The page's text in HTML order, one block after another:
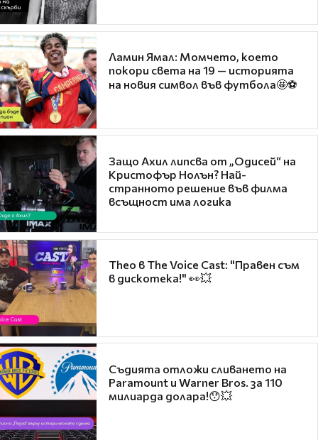
Ламин Ямал: Момчето, което
покори света на 19 — историята
на новия символ във футбола🤩⚽
Защо Ахил липсва от „Одисей“ на
Кристофър Нолън? Най-
странното решение във филма
всъщност има логика
Theo в The Voice Cast: "Правен съм
в дискотека!" 👀💥
Съдията отложи сливането на
Paramount и Warner Bros. за 110
милиарда долара!😯💥